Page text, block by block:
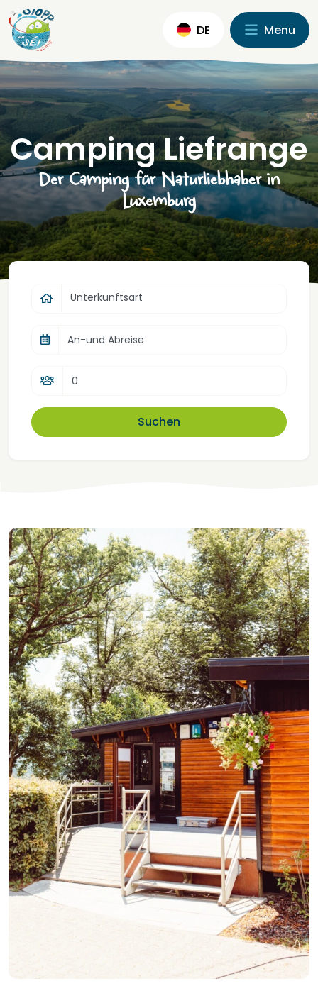
DE Menu
Camping Liefrange
Der Camping für Naturliebhaber in
Luxemburg
Unterkunftsart
An-und Abreise
Suchen